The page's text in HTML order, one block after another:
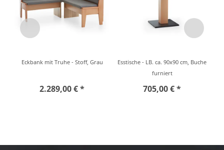
Eckbank mit Truhe - Stoff, Grau
2.289,00 € *
Esstische - LB. ca. 90x90 cm, Buche
furniert
705,00 € *